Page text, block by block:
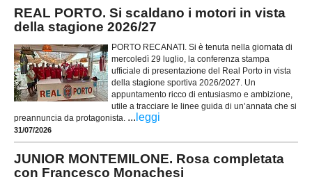
REAL PORTO. Si scaldano i motori in vista
della stagione 2026/27
PORTO RECANATI. Si è tenuta nella giornata di
mercoledì 29 luglio, la conferenza stampa
ufficiale di presentazione del Real Porto in vista
della stagione sportiva 2026/2027. Un
appuntamento ricco di entusiasmo e ambizione,
utile a tracciare le linee guida di un’annata che si
preannuncia da protagonista. ... leggi
31/07/2026
JUNIOR MONTEMILONE. Rosa completata
con Francesco Monachesi